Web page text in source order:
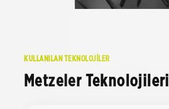
KULLANILAN TEKNOLOJİLER
Metzeler Teknolojileri